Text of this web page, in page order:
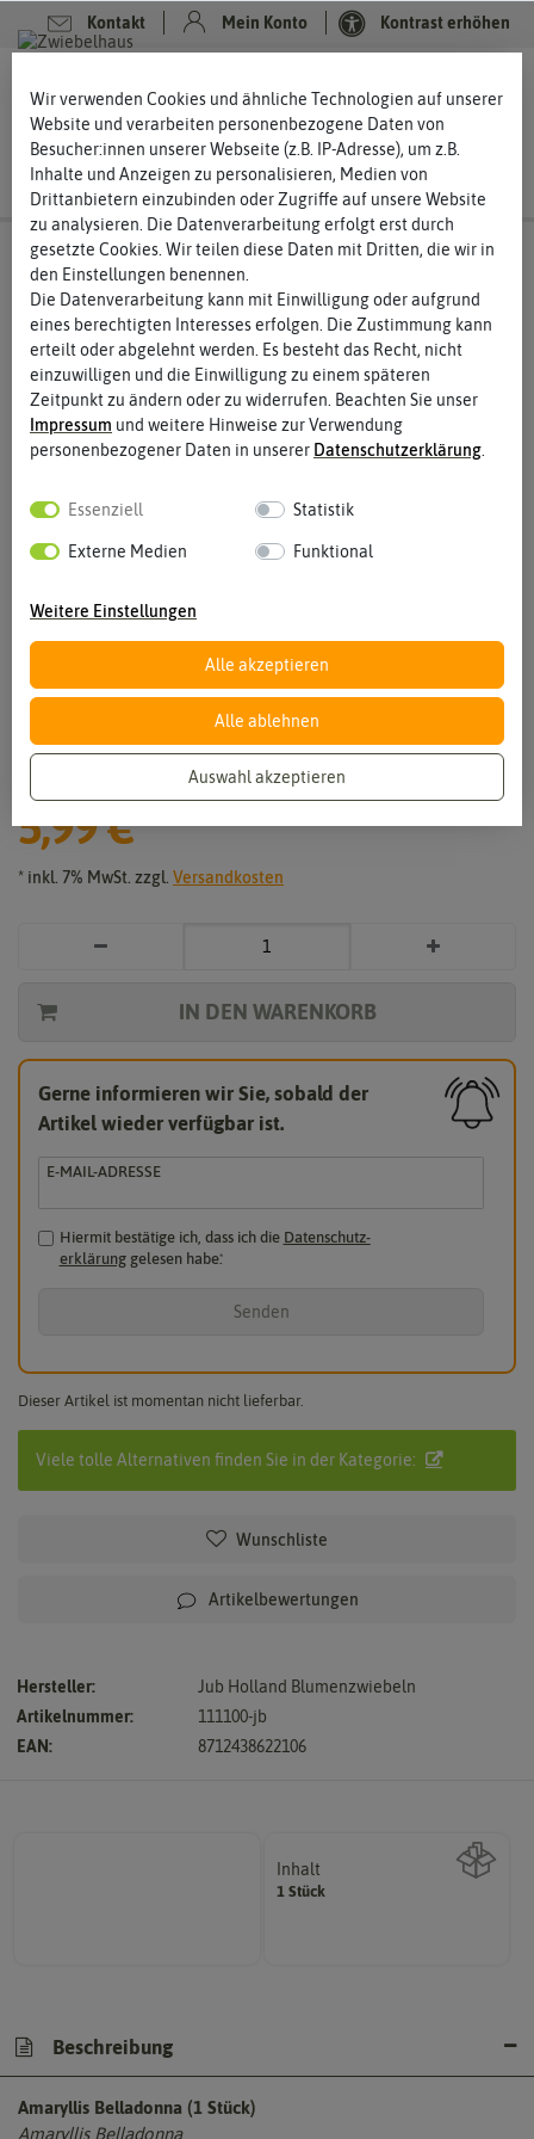
Kontakt Mein Konto Kontrast erhöhen
Vergrößern durch berühren
Amaryllis Belladonna (1 Stück)
5,99 €
*
* inkl. 7% MwSt. zzgl. Versandkosten
IN DEN WARENKORB
Gerne informieren wir Sie, sobald der
Artikel wieder verfügbar ist.
E-MAIL-ADRESSE
Hiermit bestätige ich, dass ich die Daten­schutz­
erklärunggelesen habe.*
Senden
Dieser Artikel ist momentan nicht lieferbar.
Viele tolle Alternativen finden Sie in der Kategorie:
Wunschliste
Artikelbewertungen
Hersteller:
Jub Holland Blumenzwiebeln
Artikelnummer:
111100-jb
EAN:
8712438622106
Inhalt
1 StückWie viel ist enthalten
Beschreibung
Amaryllis Belladonna (1 Stück)
Amaryllis Belladonna
Wir verwenden Cookies und ähnliche Technologien auf unserer
Website und verarbeiten personenbezogene Daten von
Besucher:innen unserer Webseite (z.B. IP-Adresse), um z.B.
Inhalte und Anzeigen zu personalisieren, Medien von
Drittanbietern einzubinden oder Zugriffe auf unsere Website
zu analysieren. Die Datenverarbeitung erfolgt erst durch
gesetzte Cookies. Wir teilen diese Daten mit Dritten, die wir in
den Einstellungen benennen.
Die Datenverarbeitung kann mit Einwilligung oder aufgrund
eines berechtigten Interesses erfolgen. Die Zustimmung kann
erteilt oder abgelehnt werden. Es besteht das Recht, nicht
einzuwilligen und die Einwilligung zu einem späteren
Zeitpunkt zu ändern oder zu widerrufen. Beachten Sie unser
Impressum und weitere Hinweise zur Verwendung
personenbezogener Daten in unserer Daten­schutz­erklärung
Essenziell Statistik
Externe Medien Funktional
Weitere Einstellungen
Alle akzeptieren
Alle ablehnen
Auswahl akzeptieren